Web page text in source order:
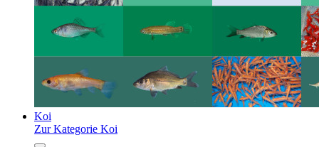
Koi
Zur Kategorie Koi